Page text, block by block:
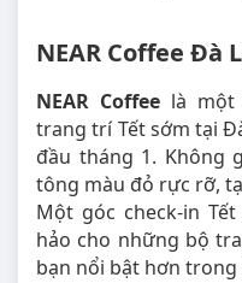
NEAR Coffee Đà
NEAR Coffee là một
trang trí Tết sớm tại
đầu tháng 1. Không
tông màu đỏ rực rỡ,
Một góc check-in
hảo cho những bộ
bạn nổi bật hơn